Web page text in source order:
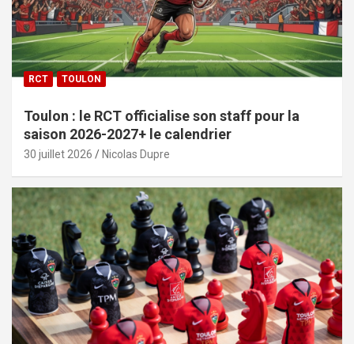
RCT TOULON
Toulon : le RCT officialise son staff pour la
saison 2026-2027+ le calendrier
30 juillet 2026 Nicolas Dupre